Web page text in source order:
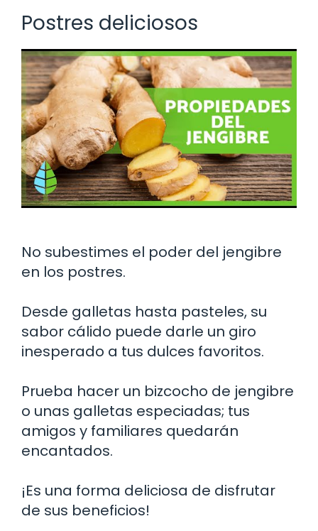
Postres deliciosos
No subestimes el poder del jengibre
en los postres.
Desde galletas hasta pasteles, su
sabor cálido puede darle un giro
inesperado a tus dulces favoritos.
Prueba hacer un bizcocho de jengibre
o unas galletas especiadas; tus
amigos y familiares quedarán
encantados.
¡Es una forma deliciosa de disfrutar
de sus beneficios!